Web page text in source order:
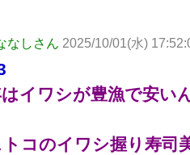
なしさん 2025/10/01(水)
イワシが豊漁で安い
トコのイワシ握り寿司